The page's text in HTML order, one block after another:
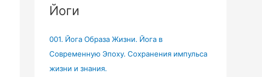
Йоги
001. Йога Образа Жизни. Йога в
Современную Эпоху. Сохранения импульса
жизни и знания.